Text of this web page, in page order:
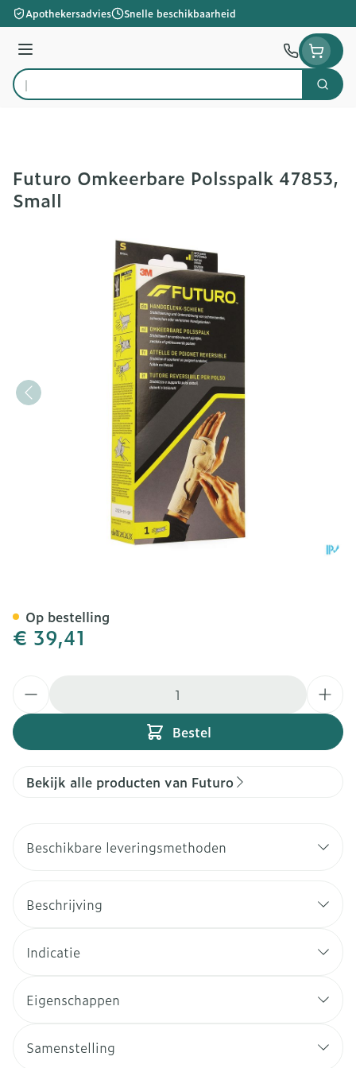
Ga naar de inhoud
Apothekersadvies Snelle beschikbaarheid
Menu
Product, merk, categorie...
Zoek
Futuro Omkeerbare Polsspalk 47853,
Small
€ 39,41
Bestel
Op bestelling
Bekijk alle producten van Futuro
Beschikbare leveringsmethoden
Beschrijving
Indicatie
Eigenschappen
Samenstelling